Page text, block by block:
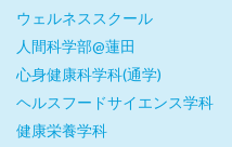
ウェルネススクール
人間科学部@蓮田
心身健康科学科(通学)
ヘルスフードサイエンス学科
健康栄養学科